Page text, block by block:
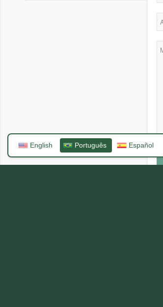
English Português Español